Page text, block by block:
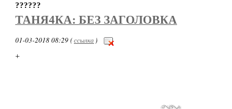
??????
ТАНЯ4КА: БЕЗ ЗАГОЛОВКА
01-03-2018 08:29 (ссылка )
+